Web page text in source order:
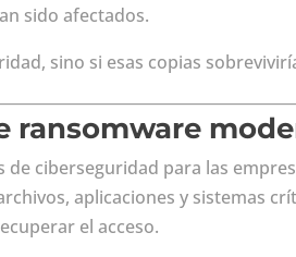
sido afectados.
sino si esas copias
ransomware
ciberseguridad para las
aplicaciones y sistemas
el acceso.